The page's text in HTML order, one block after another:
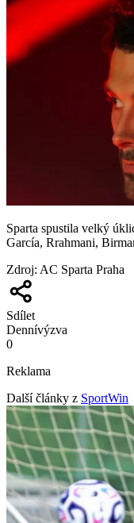
Sparta spustila velký
García, Rrahmani,
Zdroj: AC Sparta Praha
Sdílet
Dennívýzva
0
Reklama
Další články z SportWin